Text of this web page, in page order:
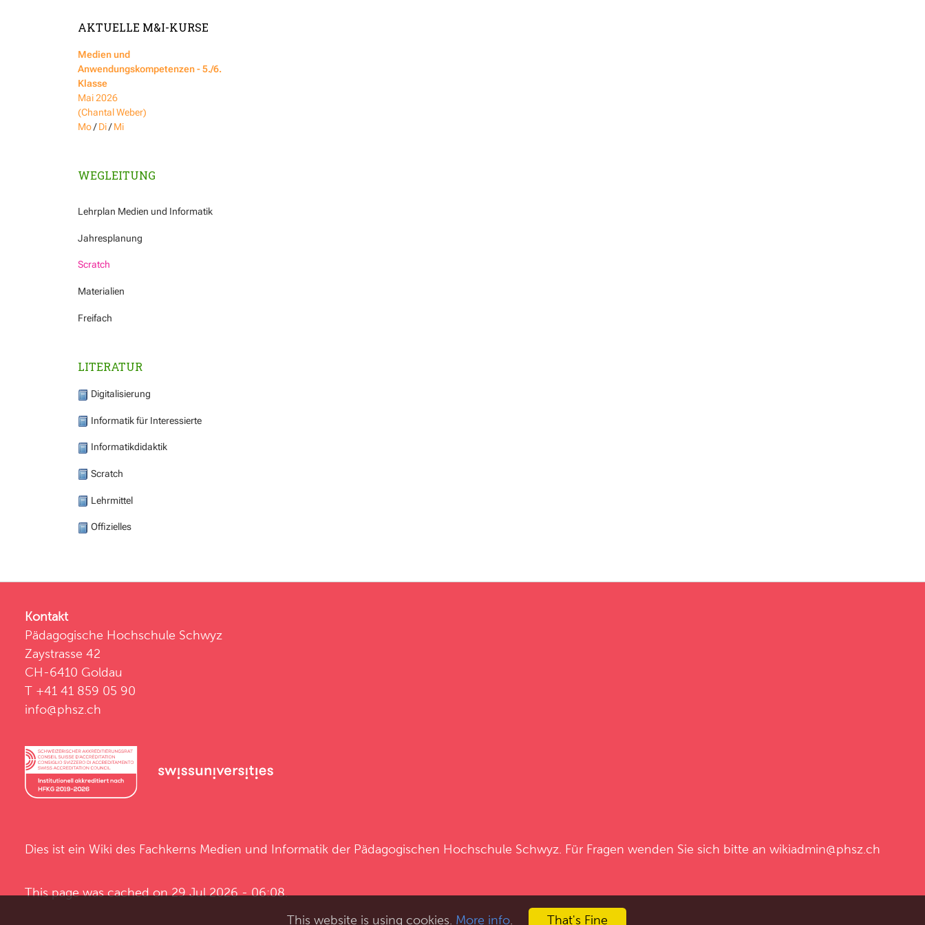
AKTUELLE M&I-KURSE
Medien und
Anwendungskompetenzen - 5./6.
Klasse
Mai 2026
(Chantal Weber)
Mo/Di/Mi
WEGLEITUNG
Lehrplan Medien und Informatik
Jahresplanung
Scratch
Materialien
Freifach
LITERATUR
Digitalisierung
Informatik für Interessierte
Informatikdidaktik
Scratch
Lehrmittel
Offizielles
Kontakt
Pädagogische Hochschule Schwyz
Zaystrasse 42
CH-6410 Goldau
T +41 41 859 05 90
info@phsz.ch
Dies ist ein Wiki des Fachkerns Medien und Informatik der Pädagogischen Hochschule Schwyz . Für Fragen wenden Sie sich bitte an wikiadmin@phsz.ch
This page was cached on 29 Jul 2026 - 06:08.
This website is using cookies. More info. That's Fine